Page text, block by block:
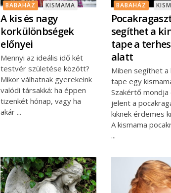
BABAHÁZ KISMAMA
A kis és nagy
korkülönbségek
előnyei
Mennyi az ideális idő két
testvér születése között?
Mikor válhatnak gyerekeink
valódi társakká: ha éppen
tizenkét hónap, vagy ha
akár
BABAHÁZ
segíthet a
tape a
alatt
Miben segíthet a
tape egy
Szakértő mondja
jelent a
kiknek érdemes
A kismama